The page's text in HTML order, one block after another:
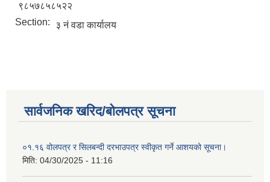
९८५७८५८५२२
Section:
३ नं वडा कार्यालय
सार्वजनिक खरिद/बोलपत्र सूचना
०१.१६ वोलपत्र र सिलबन्दी दरभाउपत्र स्वीकृत गर्ने आशयको सूचना।
मिति: 04/30/2025 - 11:16